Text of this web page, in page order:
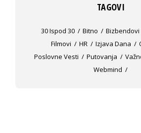
TAGOVI
30 Ispod 30 Bitno Bizbendovi
Filmovi
HR Izjava Dana
Poslovne Vesti
Putovanja
Webmind